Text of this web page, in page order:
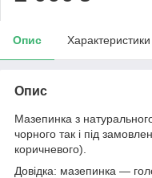
Опис Характеристики
Опис
Мазепинка з
чорного так і під
коричневого).
Довідка: мазепинка ―